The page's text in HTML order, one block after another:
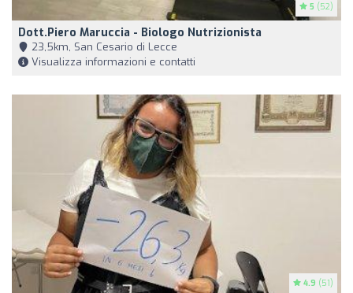
5 (52)
Dott.Piero Maruccia - Biologo Nutrizionista
23,5km, San Cesario di Lecce
Visualizza informazioni e contatti
4.9 (51)